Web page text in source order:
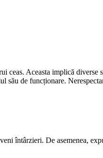
ceas. Aceasta implică
său de funcționare.
întârzieri. De asemenea,